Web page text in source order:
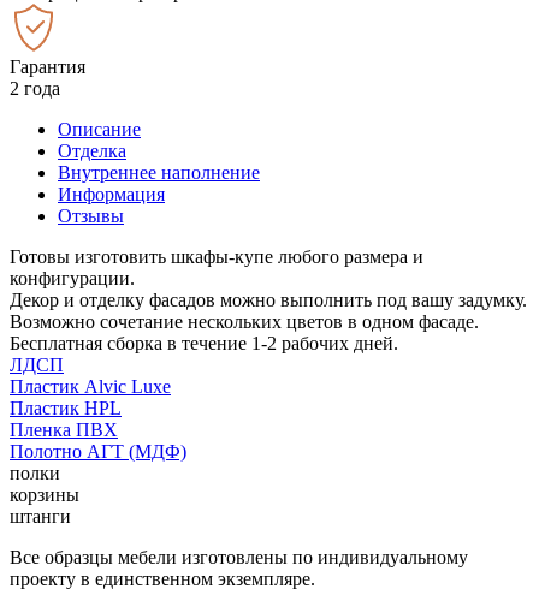
Гарантия
2 года
Описание
Отделка
Внутреннее наполнение
Информация
Отзывы
Готовы изготовить шкафы-купе любого размера и
конфигурации.
Декор и отделку фасадов можно выполнить под вашу задумку.
Возможно сочетание нескольких цветов в одном фасаде.
Бесплатная сборка в течение 1-2 рабочих дней.
ЛДСП
Пластик Alvic Luxe
Пластик HPL
Пленка ПВХ
Полотно АГТ (МДФ)
полки
корзины
штанги
Все образцы мебели изготовлены по индивидуальному
проекту в единственном экземпляре.